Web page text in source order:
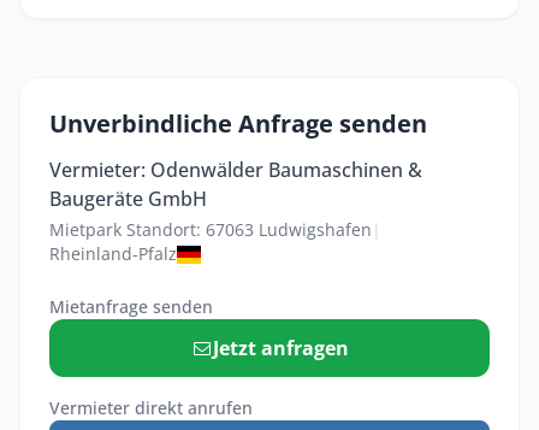
Unverbindliche Anfrage senden
Vermieter: Odenwälder Baumaschinen &
Baugeräte GmbH
Mietpark Standort: 67063 Ludwigshafen |
Rheinland-Pfalz
Mietanfrage senden
Jetzt anfragen
Vermieter direkt anrufen